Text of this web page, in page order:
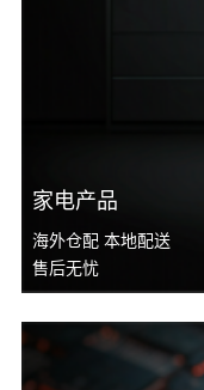
家电产品
海外仓配 本地配送
售后无忧